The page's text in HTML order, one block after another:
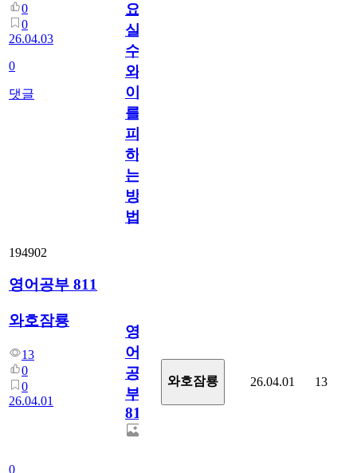
0
0
26.04.03
0
댓글
요
실
수
와
이
를
피
하
는
방
법
194902
영어공부 811
와호잠룡
13
0
0
26.04.01
0
영
어
공
부
811
와호잠룡 26.04.01 13